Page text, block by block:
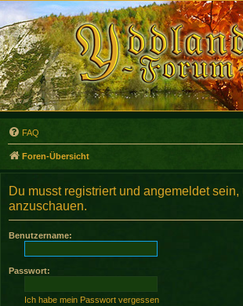
FAQ
Foren-Übersicht
Du musst registriert und angemeldet sein,
anzuschauen.
Benutzername:
Passwort:
Ich habe mein Passwort vergessen